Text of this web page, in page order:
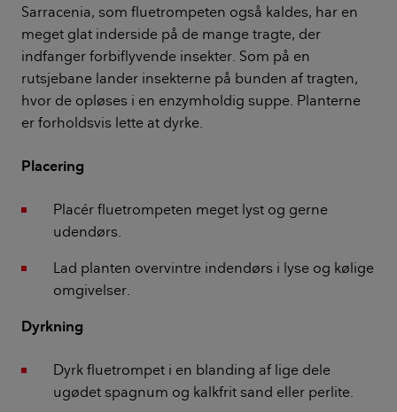
Sarracenia, som fluetrompeten også kaldes, har en
meget glat inderside på de mange tragte, der
indfanger forbiflyvende insekter. Som på en
rutsjebane lander insekterne på bunden af tragten,
hvor de opløses i en enzymholdig suppe. Planterne
er forholdsvis lette at dyrke.
Placering
Placér fluetrompeten meget lyst og gerne
udendørs.
Lad planten overvintre indendørs i lyse og kølige
omgivelser.
Dyrkning
Dyrk fluetrompet i en blanding af lige dele
ugødet spagnum og kalkfrit sand eller perlite.